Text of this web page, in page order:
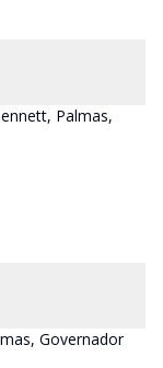
Palmas,
Governador